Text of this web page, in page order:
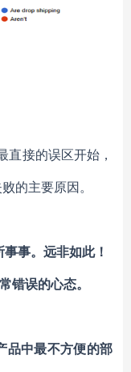
直接的误区开始，
的主要原因。
事。远非如此！
误的心态。
中最不方便的部